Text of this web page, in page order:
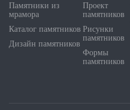
Памятники из
мрамора
Каталог памятников
Дизайн памятников
Проект
памятников
Рисунки
памятников
Формы
памятников